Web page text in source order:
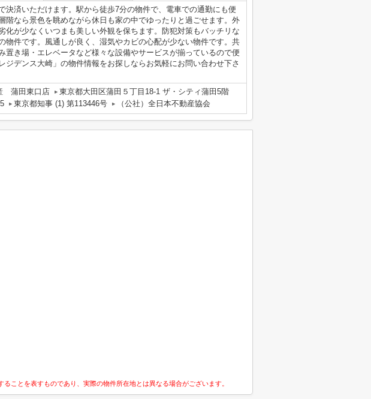
決済いただけます。駅から徒歩7分の物件で、電車での通勤にも便
階なら景色を眺めながら休日も家の中でゆったりと過ごせます。外
化が少なくいつまも美しい外観を保ちます。防犯対策もバッチリな
物件です。風通しが良く、湿気やカビの心配が少ない物件です。共
置き場・エレベータなど様々な設備やサービスが揃っているので便
ジデンス大崎」の物件情報をお探しならお気軽にお問い合わせ下さ
蒲田東口店
東京都大田区蒲田５丁目18-1 ザ・シティ蒲田5階
東京都知事 (1) 第113446号 （公社）全日本不動産協会
ことを表すものであり、実際の物件所在地とは異なる場合がございます。